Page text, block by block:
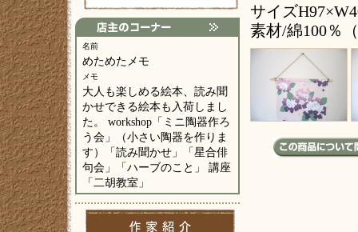
名前
めためたメモ
メモ
大人も楽しめる絵本、読み聞
かせできる絵本も入荷しまし
た。 workshop「ミニ陶器作ろ
う会」（小さい陶器を作りま
す）「読み聞かせ」「星合俳
句会」「ハーブのこと」 講座
「二胡教室」
サイズ
素材/綿100％